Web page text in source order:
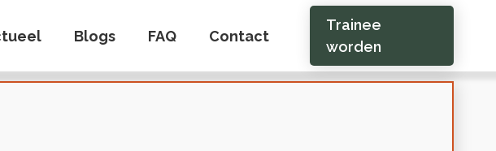
Blogs FAQ Contact
Trainee
worden